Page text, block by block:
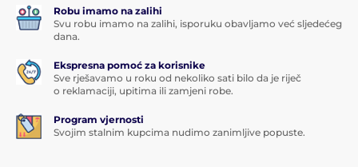
Tab M10 Plus Gen 3. Stalak drži i čitače elektroničkih
knjiga navedene veličine ili Nintendo Switch konzolu.
Možete jednostavno igrati igre, gledati i snimati
Višinski podesivi stalak za tablet ili telefon
obzira sjedite li na stolici ili stojite uz stol. Stalak
Wozinsky WTHBK4 ima teleskopsko izvlačivo rameno
Robu imamo na zalihi
Svu robu imamo na zalihi, isporuku obavljamo već sljedećeg
dana.
Ekspresna pomoć za korisnike
Sve rješavamo u roku od nekoliko sati bilo da je riječ
o reklamaciji, upitima ili zamjeni robe.
Program vjernosti
Svojim stalnim kupcima nudimo zanimljive popuste.